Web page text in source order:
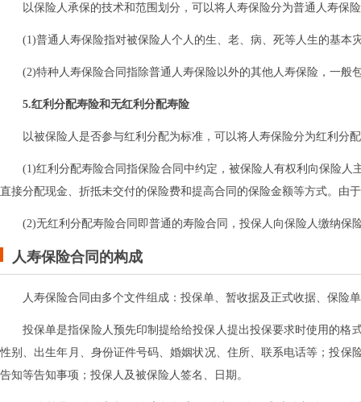
以保险人承保的技术和范围划分，可以将人寿保险分为普通人寿保
(1)普通人寿保险指对被保险人个人的生、老、病、死等人生的基本
(2)特种人寿保险合同指除普通人寿保险以外的其他人寿保险，一般
5.红利分配寿险和无红利分配寿险
以被保险人是否参与红利分配为标准，可以将人寿保险分为红利分
(1)红利分配寿险合同指保险合同中约定，被保险人有权利向保险
直接分配现金、折抵未交付的保险费和提高合同的保险金额等方式。由
(2)无红利分配寿险合同即普通的寿险合同，投保人向保险人缴纳
人寿保险合同的构成
人寿保险合同由多个文件组成：投保单、暂收据及正式收据、保
投保单是指保险人预先印制提给给投保人提出投保要求时使用的
性别、出生年月、身份证件号码、婚姻状况、住所、联系电话等；投
告知等告知事项；投保人及被保险人签名、日期。